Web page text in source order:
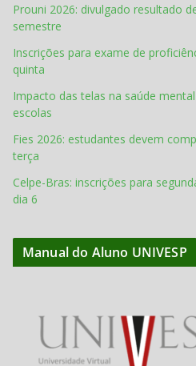
Prouni 2026: divulgado resultado
semestre
Inscrições para exame de
quinta
Impacto das telas na saúde
escolas
Fies 2026: estudantes devem
terça
Celpe-Bras: inscrições para
dia 6
Manual do Aluno UNIVESP